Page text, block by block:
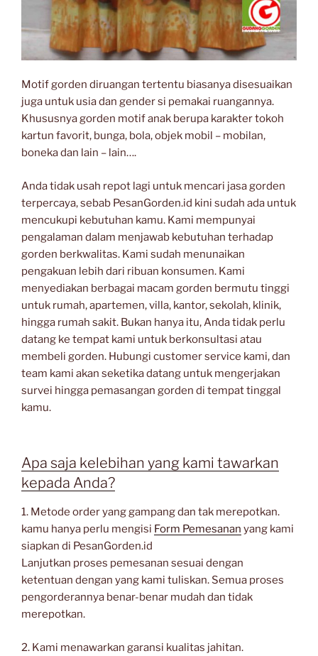
Motif gorden diruangan tertentu biasanya disesuaikan
juga untuk usia dan gender si pemakai ruangannya.
Khususnya gorden motif anak berupa karakter tokoh
kartun favorit, bunga, bola, objek mobil – mobilan,
boneka dan lain – lain….
Anda tidak usah repot lagi untuk mencari jasa gorden
terpercaya, sebab PesanGorden.id kini sudah ada untuk
mencukupi kebutuhan kamu. Kami mempunyai
pengalaman dalam menjawab kebutuhan terhadap
gorden berkwalitas. Kami sudah menunaikan
pengakuan lebih dari ribuan konsumen. Kami
menyediakan berbagai macam gorden bermutu tinggi
untuk rumah, apartemen, villa, kantor, sekolah, klinik,
hingga rumah sakit. Bukan hanya itu, Anda tidak perlu
datang ke tempat kami untuk berkonsultasi atau
membeli gorden. Hubungi customer service kami, dan
team kami akan seketika datang untuk mengerjakan
survei hingga pemasangan gorden di tempat tinggal
kamu.
Apa saja kelebihan yang kami tawarkan
kepada Anda?
1. Metode order yang gampang dan tak merepotkan.
kamu hanya perlu mengisi Form Pemesanan yang kami
siapkan di PesanGorden.id
Lanjutkan proses pemesanan sesuai dengan
ketentuan dengan yang kami tuliskan. Semua proses
pengorderannya benar-benar mudah dan tidak
merepotkan.
2. Kami menawarkan garansi kualitas jahitan.